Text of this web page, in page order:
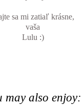
sa mi zatiaľ krásne,
vaša
Lulu :)
may also enjoy: